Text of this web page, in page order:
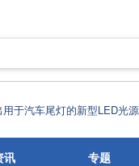
于汽车尾灯的新型LED光源
讯 专题